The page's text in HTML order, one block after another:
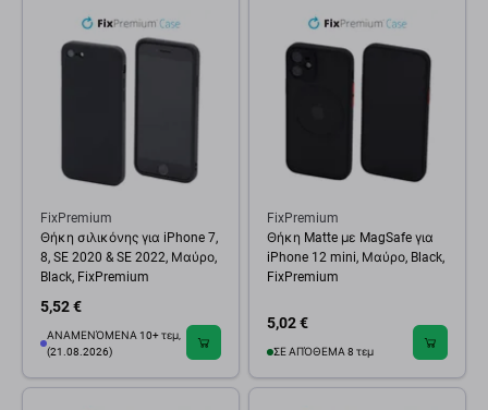
FixPremium
Θήκη σιλικόνης για iPhone 7,
8, SE 2020 & SE 2022, Μαύρο,
Black, FixPremium
5,52 €
ΑΝΑΜΕΝΌΜΕΝΑ 10+ τεμ,
(21.08.2026)
FixPremium
Θήκη Matte με MagSafe για
iPhone 12 mini, Μαύρο, Black,
FixPremium
5,02 €
ΣΕ ΑΠΌΘΕΜΑ 8 τεμ